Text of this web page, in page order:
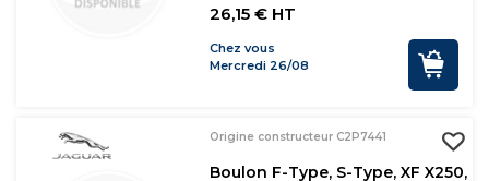
26,15 € HT
Chez vous
Mercredi 26/08
Origine constructeur C2P7441
Boulon F-Type, S-Type, XF X250,